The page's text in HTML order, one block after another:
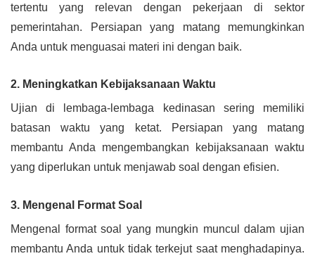
tertentu yang relevan dengan pekerjaan di sektor
pemerintahan. Persiapan yang matang memungkinkan
Anda untuk menguasai materi ini dengan baik.
2. Meningkatkan Kebijaksanaan Waktu
Ujian di lembaga-lembaga kedinasan sering memiliki
batasan waktu yang ketat. Persiapan yang matang
membantu Anda mengembangkan kebijaksanaan waktu
yang diperlukan untuk menjawab soal dengan efisien.
3. Mengenal Format Soal
Mengenal format soal yang mungkin muncul dalam ujian
membantu Anda untuk tidak terkejut saat menghadapinya.